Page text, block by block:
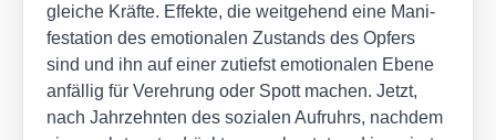
glei­che Kräf­te. Effek­te, die weit­ge­hend eine Mani­
fes­ta­ti­on des emo­tio­na­len Zustands des Opfers
sind und ihn auf einer zutiefst emo­tio­na­len Ebe­ne
anfäl­lig für Ver­eh­rung oder Spott machen. Jetzt,
nach Jahr­zehn­ten des sozia­len Auf­ruhrs, nach­dem